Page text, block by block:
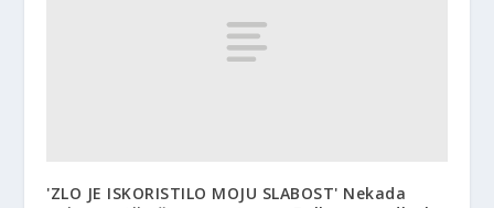
'ZLO JE ISKORISTILO MOJU SLABOST' Nekada